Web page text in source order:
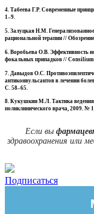
4. Табеева Г.Р. Современные
1–9.
5. Залуцкая Н.М.
рациональной терапии //
6. Воробьева О.В. Эффективность
фокальных припадков // Consilium
7. Давыдов О.С.
антиконвульсантов в лечении
С. 58–65.
8. Кукушкин М.Л. Тактика ведения
поликлинического врача, 2009. №
Если вы
здравоохранения или
Подписаться